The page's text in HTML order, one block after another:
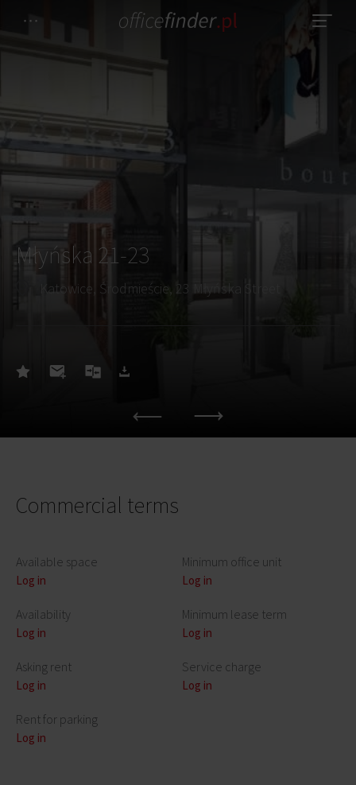
Młyńska 21-23
Katowice, Środmieście, 23 Młyńska Street
Commercial terms
Available space
Log in
Availability
Log in
Asking rent
Log in
Rent for parking
Log in
Minimum office unit
Log in
Minimum lease term
Log in
Service charge
Log in